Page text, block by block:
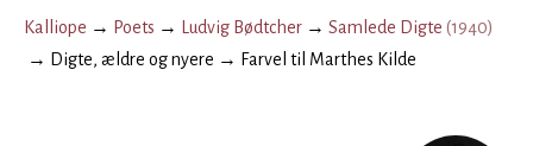
Kalliope → Poets → Ludvig Bødtcher → Samlede Digte (1940)
→ Digte, ældre og nyere → Farvel til Marthes Kilde